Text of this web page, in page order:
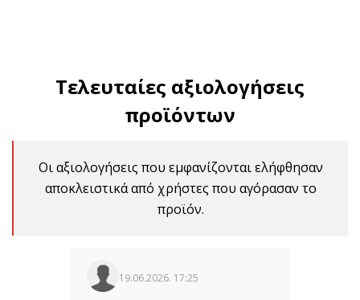
Τελευταίες αξιολογήσεις
προϊόντων
Οι αξιολογήσεις που εμφανίζονται ελήφθησαν
αποκλειστικά από χρήστες που αγόρασαν το
προϊόν.
19.06.2026. 17:25